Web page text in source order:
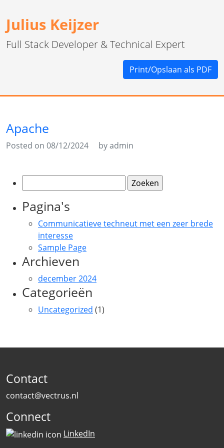
Julius Keijzer
Full Stack Developer & Technical Expert
Print/Opslaan als PDF
Apache
Posted on 08/12/2024 by admin
naar:
Pagina's
Communicatieve techneut met een zeer brede
interesse
Sample Page
Archieven
december 2024
Categorieën
Uncategorized (1)
Contact
contact@vectrus.nl
Connect
LinkedIn